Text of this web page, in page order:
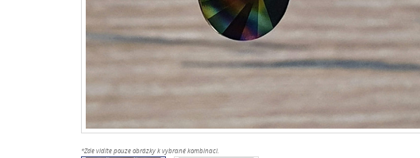
*Zde vidíte pouze obrázky k vybrané kombinaci.